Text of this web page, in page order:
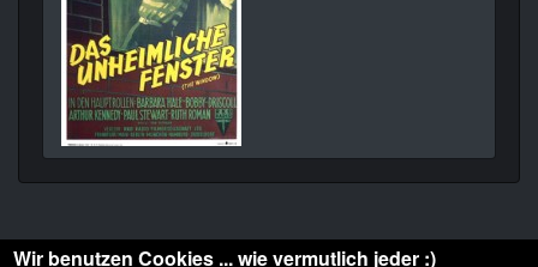
Wir benutzen Cookies ... wie vermutlich jeder :)